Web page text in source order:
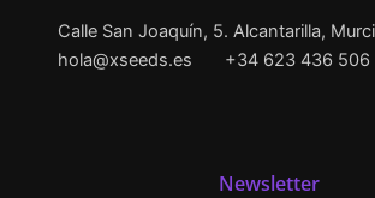
Calle San Joaquín, 5. Alcantarilla,
hola@xseeds.es
+34 623 436 506
Newsletter